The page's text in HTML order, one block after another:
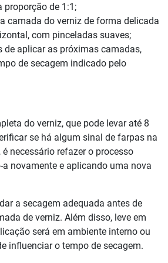
proporção de 1:1;
camada do verniz de forma delicada
com pinceladas suaves;
de aplicar as próximas camadas,
de secagem indicado pelo
do verniz, que pode levar até 8
se há algum sinal de farpas na
necessário refazer o processo
a novamente e aplicando uma nova
a secagem adequada antes de
de verniz. Além disso, leve em
será em ambiente interno ou
influenciar o tempo de secagem.